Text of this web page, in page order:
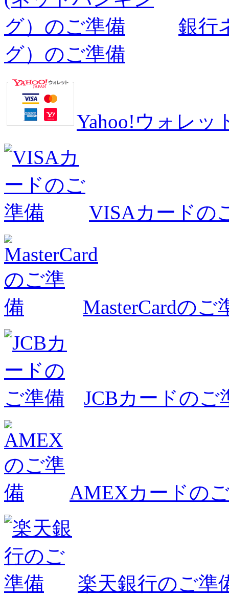
銀行
グ）のご準備
Yahoo!ウォレッ
VISAカードの
MasterCardのご
JCBカードのご
AMEXカードの
楽天銀行のご準